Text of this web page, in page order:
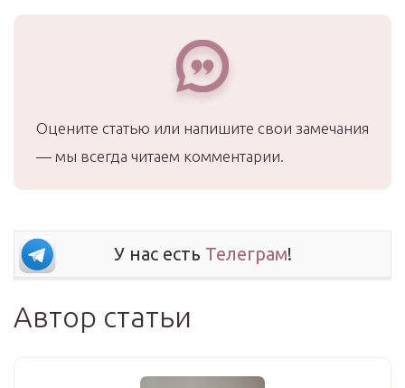
Оцените статью или напишите свои замечания
— мы всегда читаем комментарии.
У нас есть Телеграм!
Автор статьи